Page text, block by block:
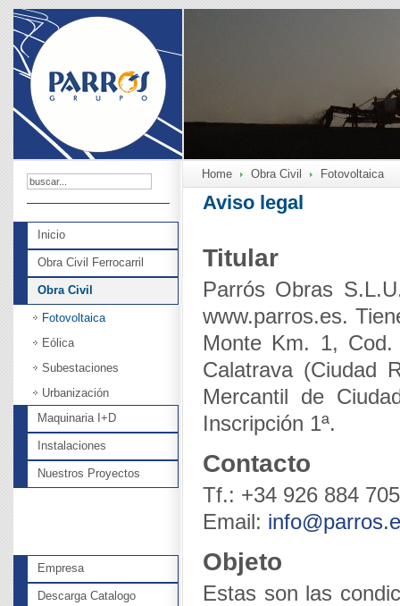
Home Obra Civil Fotovoltaica
Aviso legal
Titular
Parrós Obras
www.parros.es.
Monte Km. 1,
Calatrava (Ciudad
Mercantil de
Inscripción 1ª.
Contacto
Tf.: +34 926 884 705
Email:
Objeto
Estas son las
Inicio
Obra Civil Ferrocarril
Obra Civil
Fotovoltaica
Eólica
Subestaciones
Urbanización
Maquinaria I+D
Instalaciones
Nuestros Proyectos
Empresa
Descarga Catalogo